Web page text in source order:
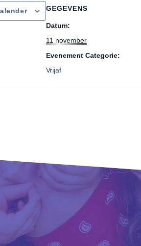
GEGEVENS
Datum:
11 november
Evenement Categorie:
Vrijaf